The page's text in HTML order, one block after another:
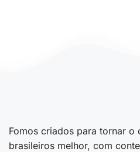
Fomos criados para tornar o
brasileiros melhor, com